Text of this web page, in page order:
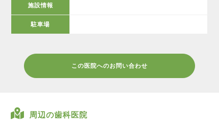
施設情報
駐車場
この医院へのお問い合わせ
周辺の歯科医院